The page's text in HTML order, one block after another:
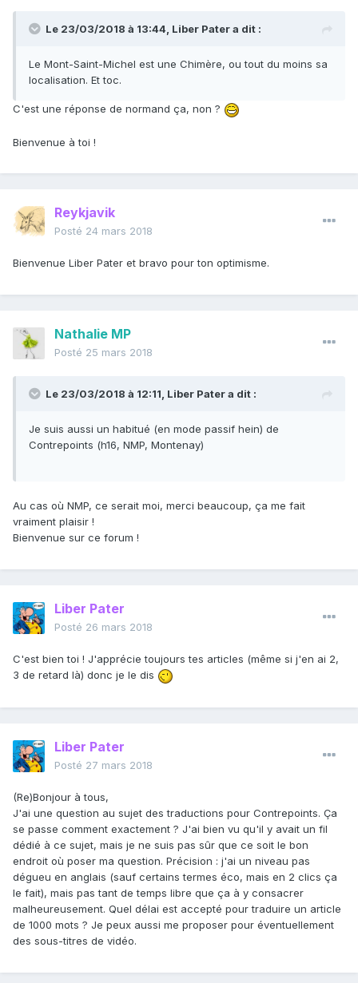
Le 23/03/2018 à 13:44, Liber Patera dit :
Le Mont-Saint-Michel est une Chimère, ou tout du moins sa
localisation. Et toc.
C'est une réponse de normand ça, non ?
Bienvenue à toi !
Reykjavik
Posté 24 mars 2018
Bienvenue Liber Pater et bravo pour ton optimisme.
Nathalie MP
Posté 25 mars 2018
Le 23/03/2018 à 12:11, Liber Patera dit :
Je suis aussi un habitué (en mode passif hein) de
Contrepoints (h16, NMP, Montenay)
Au cas où NMP, ce serait moi, merci beaucoup, ça me fait
vraiment plaisir !
Bienvenue sur ce forum !
Liber Pater
Posté 26 mars 2018
C'est bien toi ! J'apprécie toujours tes articles (même si j'en ai 2,
3 de retard là) donc je le dis
Liber Pater
Posté 27 mars 2018
(Re)Bonjour à tous,
J'ai une question au sujet des traductions pour Contrepoints. Ça
se passe comment exactement ? J'ai bien vu qu'il y avait un fil
dédié à ce sujet, mais je ne suis pas sûr que ce soit le bon
endroit où poser ma question. Précision : j'ai un niveau pas
dégueu en anglais (sauf certains termes éco, mais en 2 clics ça
le fait), mais pas tant de temps libre que ça à y consacrer
malheureusement. Quel délai est accepté pour traduire un article
de 1000 mots ? Je peux aussi me proposer pour éventuellement
des sous-titres de vidéo.